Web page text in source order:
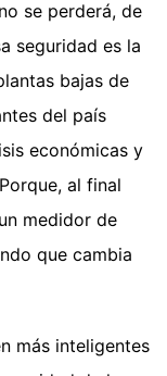
se perderá, de
seguridad es la
bajas de
del país
económicas y
al final
medidor de
que cambia
más inteligentes